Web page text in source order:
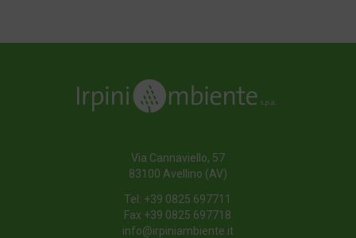
Via Cannaviello, 57
83100 Avellino (AV)
Tel: +39 0825 697711
Fax +39 0825 697718
info@irpiniambiente.it